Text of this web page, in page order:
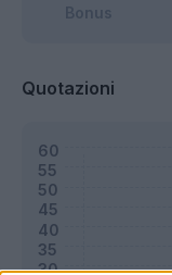
Quotazioni